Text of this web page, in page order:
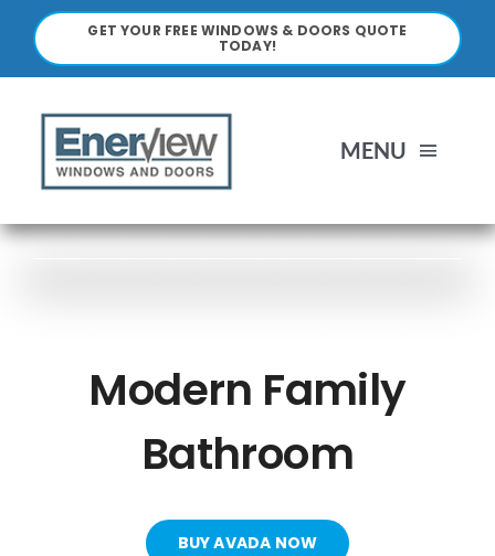
content
GET YOUR FREE WINDOWS & DOORS QUOTE
TODAY!
MENU
HOME
WINDOWS
DOORS
Modern Family
Bathroom
BUY AVADA NOW